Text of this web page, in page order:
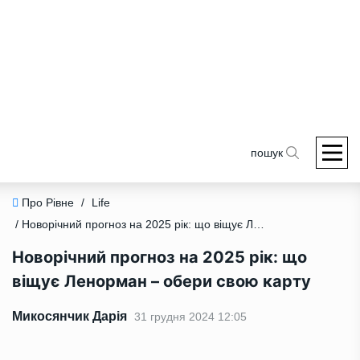
пошук
Про Рівне /
Life
/ Новорічний прогноз на 2025 рік: що віщує Ленорман – обери свою карту
Новорічний прогноз на 2025 рік: що
віщує Ленорман – обери свою карту
Микосянчик Дарія 31 грудня 2024 12:05